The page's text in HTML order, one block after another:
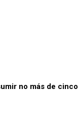
no más de cinco